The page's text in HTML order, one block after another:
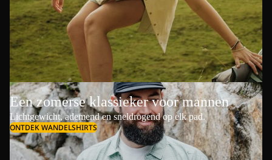
Een zomerse klassieker voor mannen
Lichtgewicht, ademend en sneldrogend op elk pad.
ONTDEK WANDELSHIRTS